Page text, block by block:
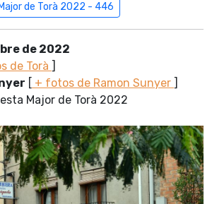
de Torà 2022 - 446
de 2022
de Torà ]
[ + fotos de Ramon Sunyer ]
Major de Torà 2022